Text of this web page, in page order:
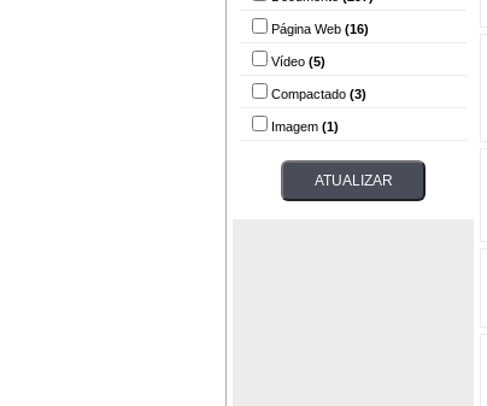
Página Web (16)
Vídeo (5)
Compactado (3)
Imagem (1)